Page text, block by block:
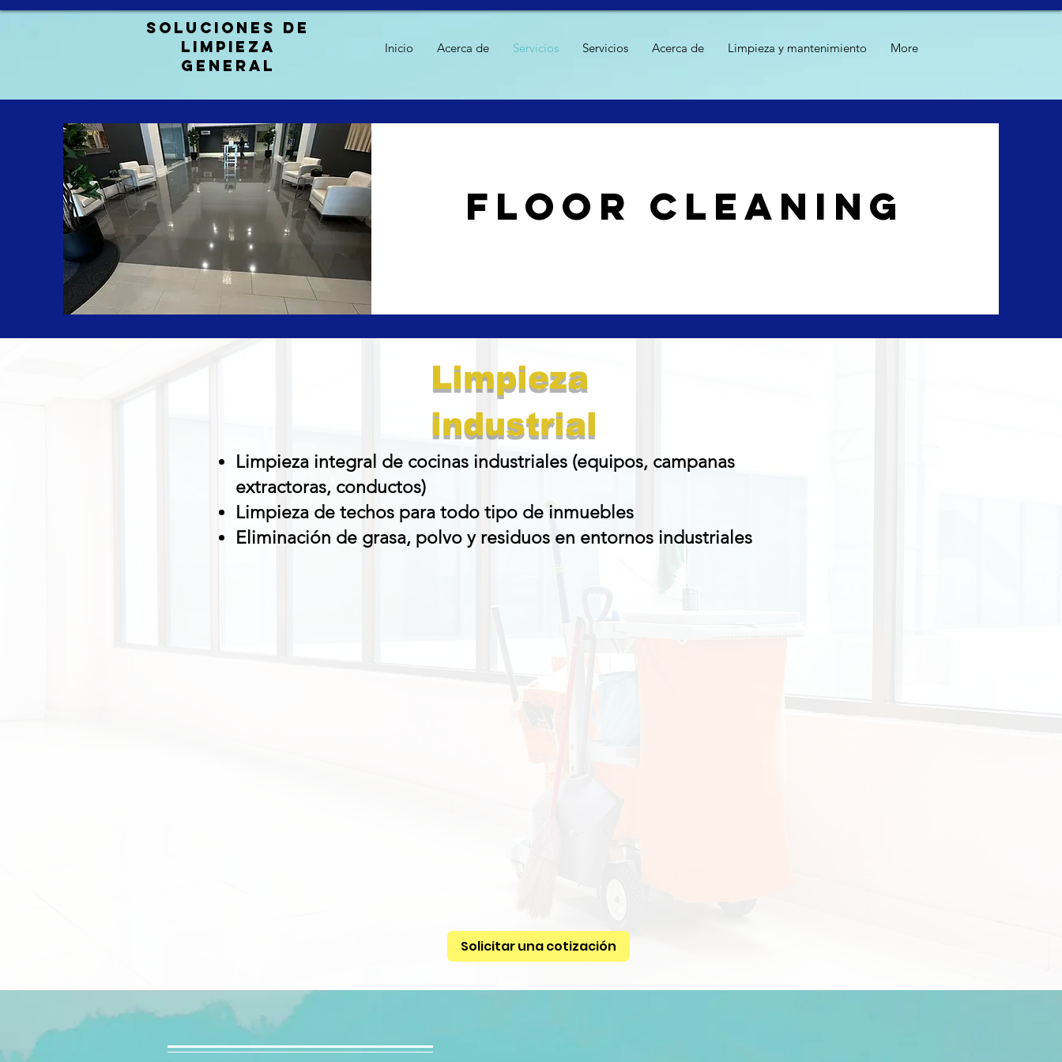
Soluciones de
limpieza
general
Inicio Acerca de Servicios Servicios Acerca de Limpieza y mantenimiento More
floor cleaning
Limpieza
industrial
Limpieza integral de cocinas industriales (equipos, campanas
extractoras, conductos)
Limpieza de techos para todo tipo de inmuebles
Eliminación de grasa, polvo y residuos en entornos industriales
Solicitar una cotización